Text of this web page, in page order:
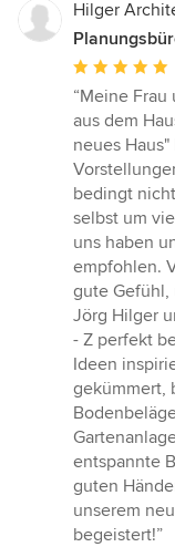
Hilger
Bewertung:
5
von
5
Sternen
“Meine
aus dem
neues
bedingt
selbst um
uns haben
empfohlen.
gute Gefühl,
Jörg Hilger
- Z perfekt
Ideen
gekümmert,
entspannte
guten
unserem
begeistert!”